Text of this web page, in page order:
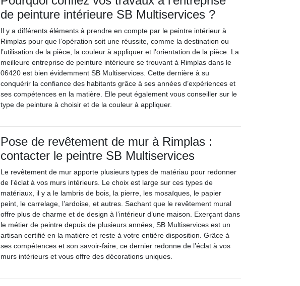
de peinture intérieure SB Multiservices ?
Il y a différents éléments à prendre en compte par le peintre intérieur à
Rimplas pour que l’opération soit une réussite, comme la destination ou
l’utilisation de la pièce, la couleur à appliquer et l’orientation de la pièce. La
meilleure entreprise de peinture intérieure se trouvant à Rimplas dans le
06420 est bien évidemment SB Multiservices. Cette dernière à su
conquérir la confiance des habitants grâce à ses années d’expériences et
ses compétences en la matière. Elle peut également vous conseiller sur le
type de peinture à choisir et de la couleur à appliquer.
Pose de revêtement de mur à Rimplas :
contacter le peintre SB Multiservices
Le revêtement de mur apporte plusieurs types de matériau pour redonner
de l’éclat à vos murs intérieurs. Le choix est large sur ces types de
matériaux, il y a le lambris de bois, la pierre, les mosaïques, le papier
peint, le carrelage, l’ardoise, et autres. Sachant que le revêtement mural
offre plus de charme et de design à l’intérieur d’une maison. Exerçant dans
le métier de peintre depuis de plusieurs années, SB Multiservices est un
artisan certifié en la matière et reste à votre entière disposition. Grâce à
ses compétences et son savoir-faire, ce dernier redonne de l’éclat à vos
murs intérieurs et vous offre des décorations uniques.